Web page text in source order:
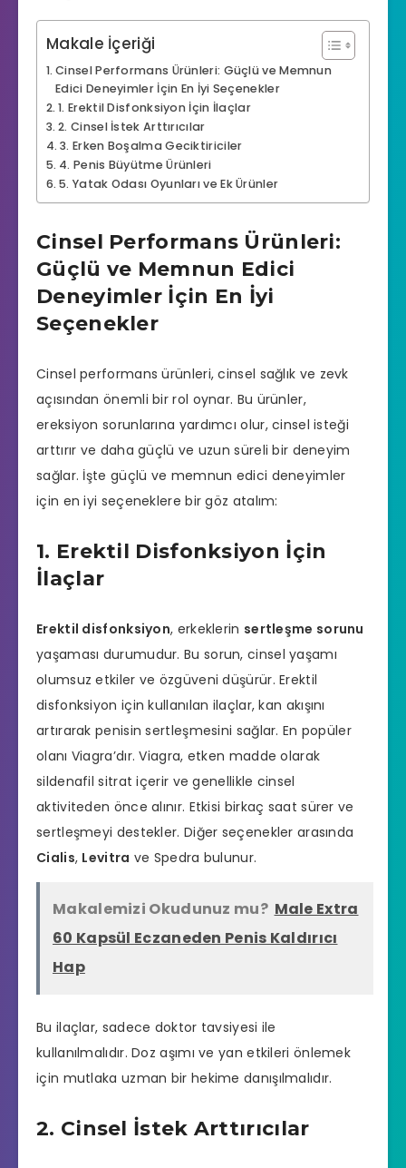
Makale İçeriği
Cinsel Performans Ürünleri: Güçlü ve Memnun
Edici Deneyimler İçin En İyi Seçenekler
1. Erektil Disfonksiyon İçin İlaçlar
2. Cinsel İstek Arttırıcılar
3. Erken Boşalma Geciktiriciler
4. Penis Büyütme Ürünleri
5. Yatak Odası Oyunları ve Ek Ürünler
Cinsel Performans Ürünleri:
Güçlü ve Memnun Edici
Deneyimler İçin En İyi
Seçenekler
Cinsel performans ürünleri, cinsel sağlık ve zevk
açısından önemli bir rol oynar. Bu ürünler,
ereksiyon sorunlarına yardımcı olur, cinsel isteği
arttırır ve daha güçlü ve uzun süreli bir deneyim
sağlar. İşte güçlü ve memnun edici deneyimler
için en iyi seçeneklere bir göz atalım:
1. Erektil Disfonksiyon İçin
İlaçlar
Erektil disfonksiyon, erkeklerin sertleşme sorunu
yaşaması durumudur. Bu sorun, cinsel yaşamı
olumsuz etkiler ve özgüveni düşürür. Erektil
disfonksiyon için kullanılan ilaçlar, kan akışını
artırarak penisin sertleşmesini sağlar. En popüler
olanı Viagra’dır. Viagra, etken madde olarak
sildenafil sitrat içerir ve genellikle cinsel
aktiviteden önce alınır. Etkisi birkaç saat sürer ve
sertleşmeyi destekler. Diğer seçenekler arasında
Cialis, Levitra ve Spedra bulunur.
Makalemizi Okudunuz mu? Male Extra
60 Kapsül Eczaneden Penis Kaldırıcı
Hap
Bu ilaçlar, sadece doktor tavsiyesi ile
kullanılmalıdır. Doz aşımı ve yan etkileri önlemek
için mutlaka uzman bir hekime danışılmalıdır.
2. Cinsel İstek Arttırıcılar